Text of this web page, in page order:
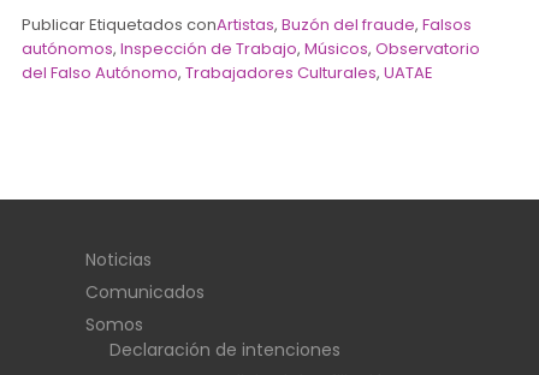
Publicar Etiquetados conArtistas,Buzón del fraude,Falsos
autónomos,Inspección de Trabajo,Músicos,Observatorio
del Falso Autónomo,Trabajadores Culturales,UATAE
Noticias
Comunicados
Somos
Declaración de intenciones